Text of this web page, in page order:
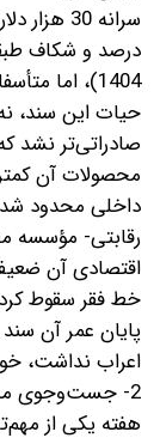
سرانه
1404)، اما
حیات این سند،
صادراتی‌تر نشد
محصولات آن کمتر
داخلی محدود
رقابتی- مؤسسه
اقتصادی آن
خط فقر سقوط
اعراب نداشت،
2- جست‌وجوی
هفته یکی از